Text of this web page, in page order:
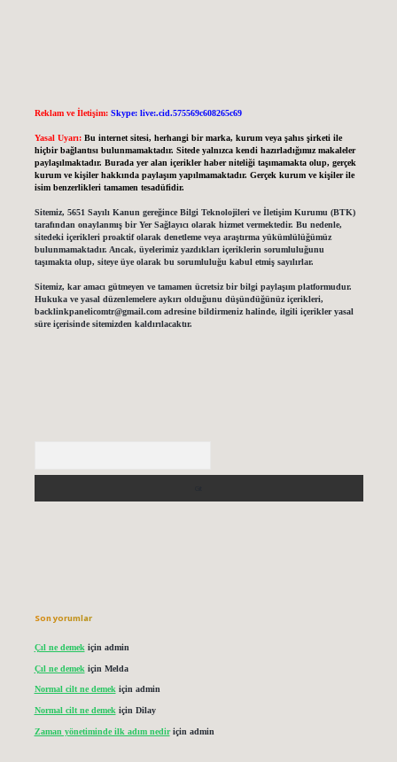
Reklam ve İletişim: Skype: live:.cid.575569c608265c69
Yasal Uyarı: Bu internet sitesi, herhangi bir marka, kurum veya şahıs şirketi ile
hiçbir bağlantısı bulunmamaktadır. Sitede yalnızca kendi hazırladığımız makaleler
paylaşılmaktadır. Burada yer alan içerikler haber niteliği taşımamakta olup, gerçek
kurum ve kişiler hakkında paylaşım yapılmamaktadır. Gerçek kurum ve kişiler ile
isim benzerlikleri tamamen tesadüfidir.
Sitemiz, 5651 Sayılı Kanun gereğince Bilgi Teknolojileri ve İletişim Kurumu (BTK)
tarafından onaylanmış bir Yer Sağlayıcı olarak hizmet vermektedir. Bu nedenle,
sitedeki içerikleri proaktif olarak denetleme veya araştırma yükümlülüğümüz
bulunmamaktadır. Ancak, üyelerimiz yazdıkları içeriklerin sorumluluğunu
taşımakta olup, siteye üye olarak bu sorumluluğu kabul etmiş sayılırlar.
Sitemiz, kar amacı gütmeyen ve tamamen ücretsiz bir bilgi paylaşım platformudur.
Hukuka ve yasal düzenlemelere aykırı olduğunu düşündüğünüz içerikleri,
backlinkpanelicomtr@gmail.comadresine bildirmeniz halinde, ilgili içerikler yasal
süre içerisinde sitemizden kaldırılacaktır.
Son yorumlar
Çıl ne demek için admin
Çıl ne demek için Melda
Normal cilt ne demekiçin admin
Normal cilt ne demek için Dilay
Zaman yönetiminde ilk adım nediriçin admin